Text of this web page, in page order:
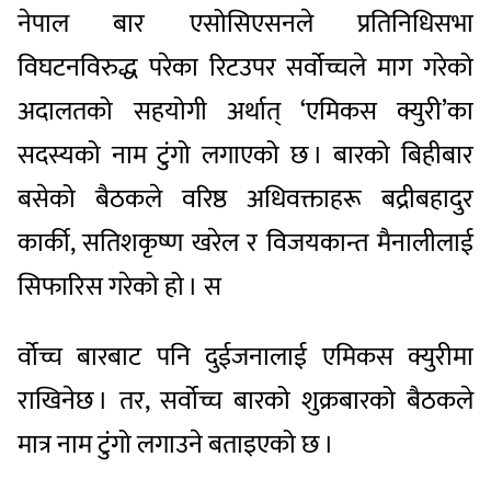
नेपाल बार एसोसिएसनले प्रतिनिधिसभा
विघटनविरुद्ध परेका रिटउपर सर्वोच्चले माग गरेको
अदालतको सहयोगी अर्थात् ‘एमिकस क्युरी’का
सदस्यको नाम टुंगो लगाएको छ । बारको बिहीबार
बसेको बैठकले वरिष्ठ अधिवक्ताहरू बद्रीबहादुर
कार्की, सतिशकृष्ण खरेल र विजयकान्त मैनालीलाई
सिफारिस गरेको हो । स
र्वोच्च बारबाट पनि दुईजनालाई एमिकस क्युरीमा
राखिनेछ । तर, सर्वोच्च बारको शुक्रबारको बैठकले
मात्र नाम टुंगो लगाउने बताइएको छ ।